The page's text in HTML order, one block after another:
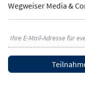
Wegweiser Media &
ADRESSE